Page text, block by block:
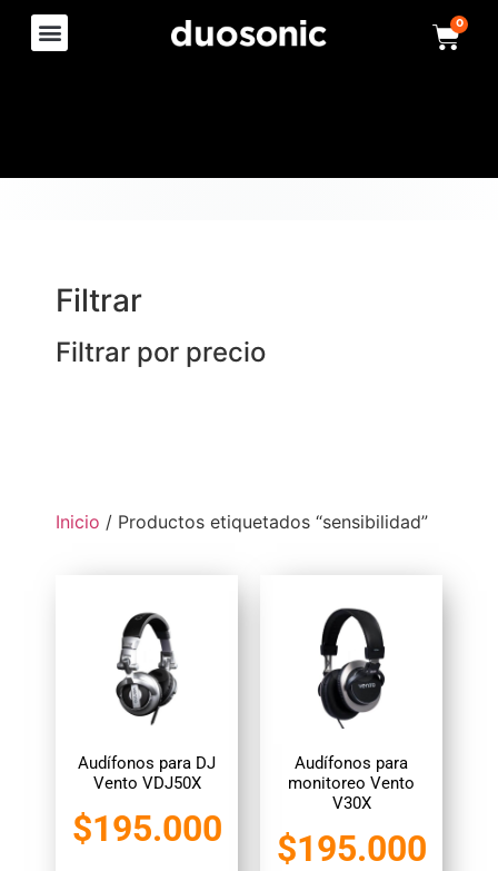
0
Filtrar
Filtrar por precio
Inicio / Productos etiquetados “sensibilidad”
Audífonos para DJ
Vento VDJ50X
$195.000
Audífonos para
monitoreo Vento
V30X
$195.000